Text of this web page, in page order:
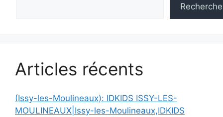
Articles récents
(Issy-les-Moulineaux): IDKIDS ISSY-LES-
MOULINEAUX|Issy-les-Moulineaux,IDKIDS